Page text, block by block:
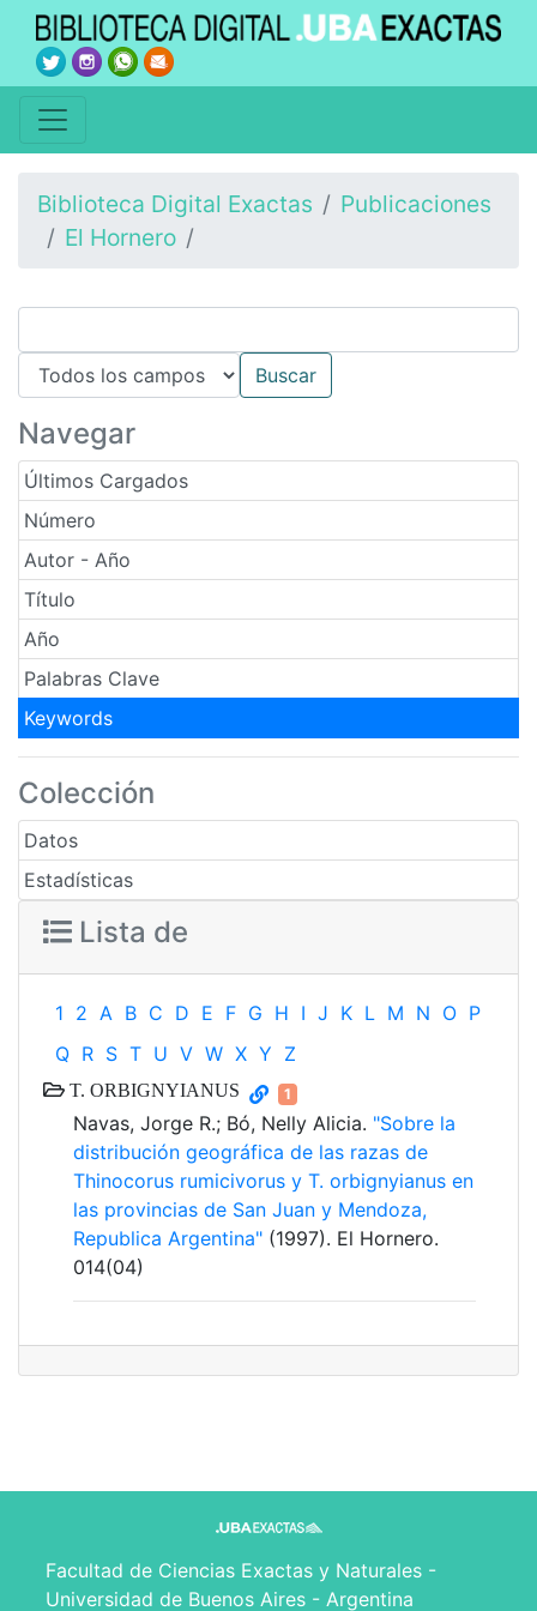
Biblioteca Digital Exactas
Publicaciones
El Hornero
Navegar
Últimos Cargados
Número
Autor - Año
Título
Año
Palabras Clave
Keywords
Colección
Datos
Estadísticas
Lista de
1 2 A B C D E F G H I J K L M N O P
Q R S T U V W X Y Z
T. ORBIGNYIANUS 1
Navas, Jorge R.; Bó, Nelly Alicia. "Sobre la
distribución geográfica de las razas de
Thinocorus rumicivorus y T. orbignyianus en
las provincias de San Juan y Mendoza,
Republica Argentina" (1997). El Hornero.
014(04)
Facultad de Ciencias Exactas y Naturales -
Universidad de Buenos Aires - Argentina